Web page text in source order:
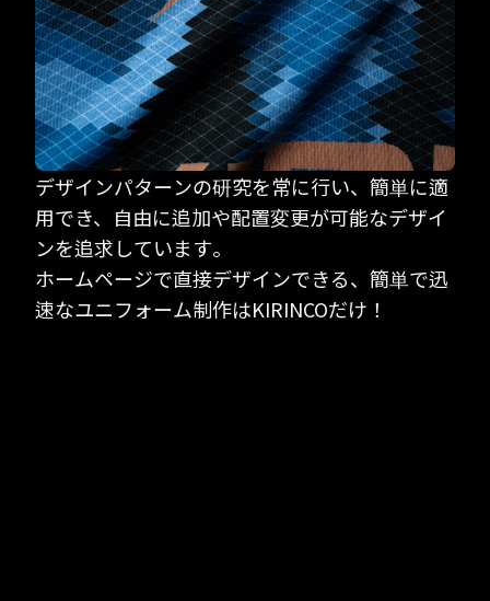
デザインパターンの研究を常に行い、簡単に適
用でき、自由に追加や配置変更が可能なデザイ
ンを追求しています。
ホームページで直接デザインできる、簡単で迅
速なユニフォーム制作はKIRINCOだけ！